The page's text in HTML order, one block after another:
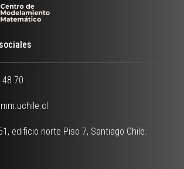
70
edificio norte Piso 7, Santiago Chile.